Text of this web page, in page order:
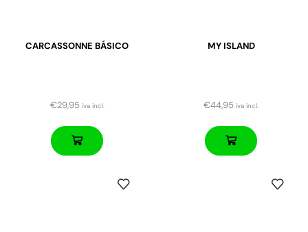
CARCASSONNE BÁSICO
€29,95 iva incl.
MY ISLAND
€44,95 iva incl.